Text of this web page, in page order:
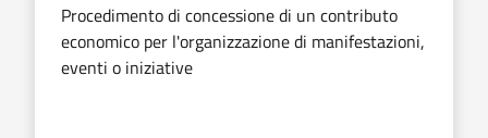
Procedimento di concessione di un contributo
economico per l'organizzazione di manifestazioni,
eventi o iniziative